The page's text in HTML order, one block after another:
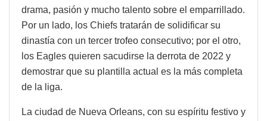
drama, pasión y mucho talento sobre el emparrillado.
Por un lado, los Chiefs tratarán de solidificar su
dinastía con un tercer trofeo consecutivo; por el otro,
los Eagles quieren sacudirse la derrota de 2022 y
demostrar que su plantilla actual es la más completa
de la liga.
La ciudad de Nueva Orleans, con su espíritu festivo y